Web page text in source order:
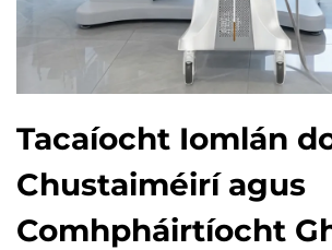
Tacaíocht Iomlán
Chustaiméirí agus
Comhpháirtíocht